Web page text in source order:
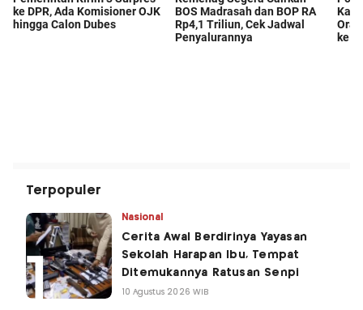
Terpopuler
Nasional
Cerita Awal Berdirinya Yayasan
Sekolah Harapan Ibu, Tempat
Ditemukannya Ratusan Senpi
10 Agustus 2026 WIB